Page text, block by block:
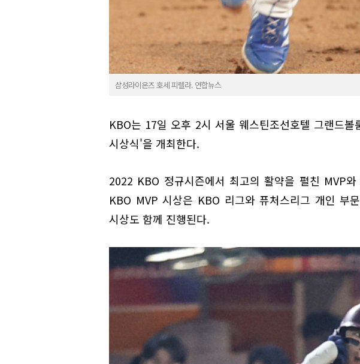
삼성라이온즈 호세 피렐라. 연합뉴스
KBO는 17일 오후 2시 서울 웨스틴조선호텔 그랜드
시상식'을 개최한다.
2022 KBO 정규시즌에서 최고의 활약을 펼친 MVP
KBO MVP 시상은 KBO 리그와 퓨처스리그 개인 부
시상도 함께 진행된다.